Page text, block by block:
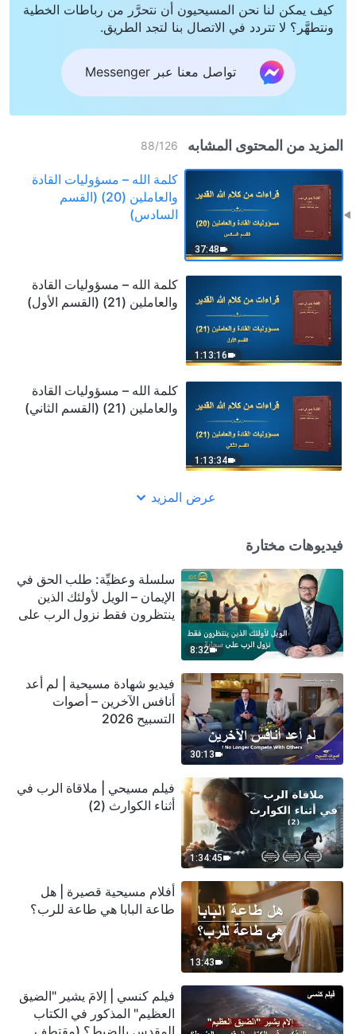
كيف يمكن لنا نحن المسيحيون أن نتحرَّر من رباطات الخطية
ونتطهَّر؟ لا تتردد في الاتصال بنا لتجد الطريق.
تواصل معنا عبر Messenger
المزيد من المحتوى المشابه 88/126
37:48
كلمة الله – مسؤوليات القادة
والعاملين (20) (القسم
السادس)
1:13:16
كلمة الله – مسؤوليات القادة
والعاملين (21) (القسم الأول)
1:13:34
كلمة الله – مسؤوليات القادة
والعاملين (21) (القسم الثاني)
عرض المزيد
فيديوهات مختارة
8:32
سلسلة وعظيِّة: طلب الحق في
الإيمان – الويل لأولئك الذين
ينتظرون فقط نزول الرب على
30:13
فيديو شهادة مسيحية | لم أعد
أنافس الآخرين – أصوات
التسبيح 2026
1:34:45
فيلم مسيحي | ملاقاة الرب في
أثناء الكوارث (2)
13:43
أفلام مسيحية قصيرة | هل
طاعة البابا هي طاعة للرب؟
فيلم كنسي | إلامَ يشير "الضيق
العظيم" المذكور في الكتاب